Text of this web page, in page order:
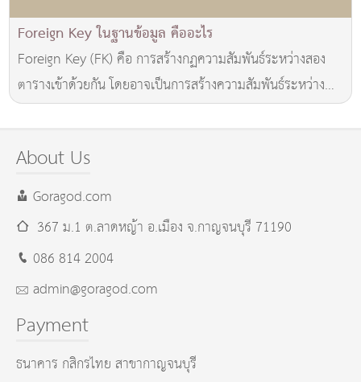
Foreign Key ในฐานข้อมูล คืออะไร
Foreign Key (FK) คือ การสร้างกฏความสัมพันธ์ระหว่างสอง
ตารางเข้าด้วยกัน โดยอาจเป็นการสร้างความสัมพันธ์ระหว่าง
คอลัมน์สองคอลัมน์ หรือกลุ่มของคอลัมน์...
About Us
Goragod.com
367 ม.1 ต.ลาดหญ้า อ.เมืองจ.กาญจนบุรี 71190
086 814 2004
admin@goragod.com
Payment
ธนาคาร กสิกรไทย สาขากาญจนบุรี